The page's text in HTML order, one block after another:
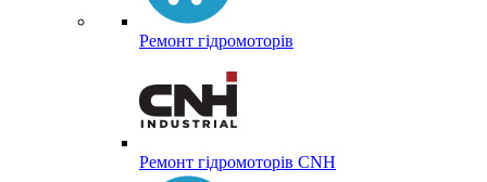
Ремонт гідромоторів
Ремонт гідромоторів CNH